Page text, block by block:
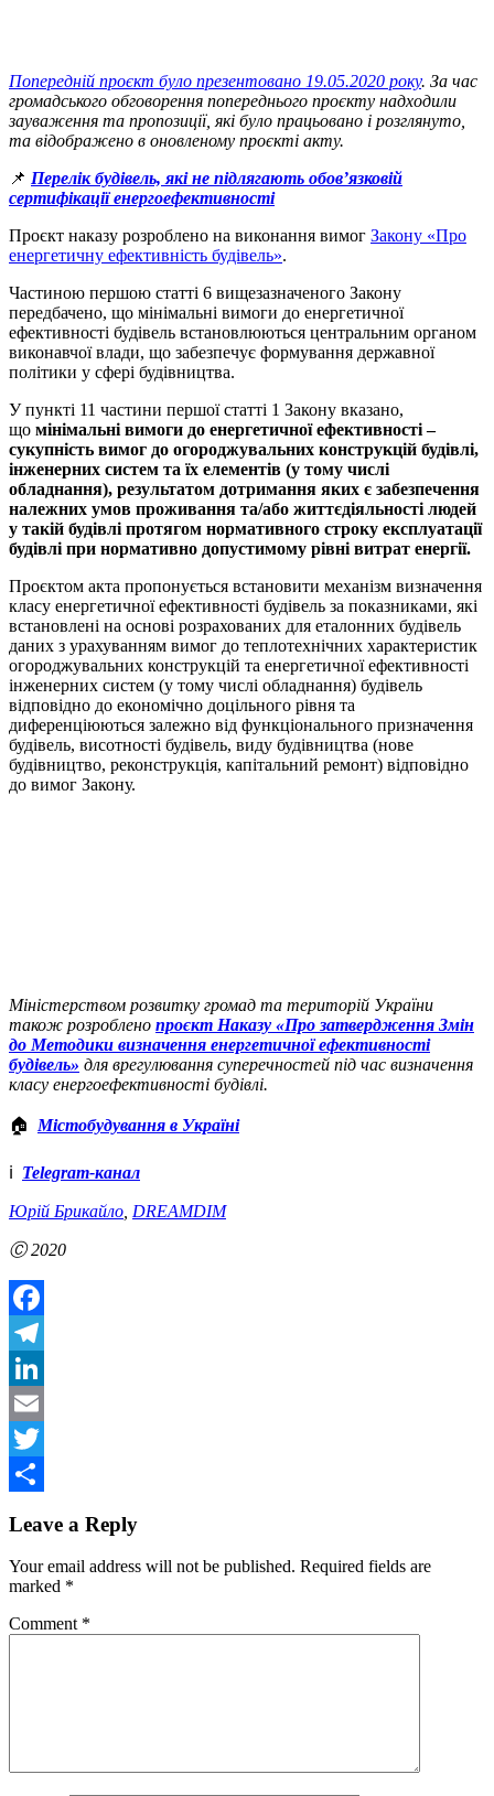
Попередній проєкт було презентовано 19.05.2020 року. За час
громадського обговорення попереднього проєкту надходили
зауваження та пропозиції, які було працьовано і розглянуто,
та відображено в оновленому проєкті акту.
📌 Перелік будівель, які не підлягають обов’язковій
сертифікації енергоефективності
Проєкт наказу розроблено на виконання вимог Закону «Про
енергетичну ефективність будівель».
Частиною першою статті 6 вищезазначеного Закону
передбачено, що мінімальні вимоги до енергетичної
ефективності будівель встановлюються центральним органом
виконавчої влади, що забезпечує формування державної
політики у сфері будівництва.
У пункті 11 частини першої статті 1 Закону вказано,
що мінімальні вимоги до енергетичної ефективності ‒
сукупність вимог до огороджувальних конструкцій будівлі,
інженерних систем та їх елементів (у тому числі
обладнання), результатом дотримання яких є забезпечення
належних умов проживання та/або життєдіяльності людей
у такій будівлі протягом нормативного строку експлуатації
будівлі при нормативно допустимому рівні витрат енергії.
Проєктом акта пропонується встановити механізм визначення
класу енергетичної ефективності будівель за показниками, які
встановлені на основі розрахованих для еталонних будівель
даних з урахуванням вимог до теплотехнічних характеристик
огороджувальних конструкцій та енергетичної ефективності
інженерних систем (у тому числі обладнання) будівель
відповідно до економічно доцільного рівня та
диференціюються залежно від функціонального призначення
будівель, висотності будівель, виду будівництва (нове
будівництво, реконструкція, капітальний ремонт) відповідно
до вимог Закону.
Міністерством розвитку громад та територій України
також розроблено проєкт Наказу «Про затвердження Змін
до Методики визначення енергетичної ефективності
будівель» для врегулювання суперечностей під час визначення
класу енергоефективності будівлі.
🏠 Містобудування в Україні
ℹ️ Telegram-канал
Юрій Брикайло DREAMDIM
Ⓒ 2020
Facebook
Telegram
LinkedIn
Email
Twitter
Leave a Reply
Your email address will not be published. Required fields are
marked *
Comment *